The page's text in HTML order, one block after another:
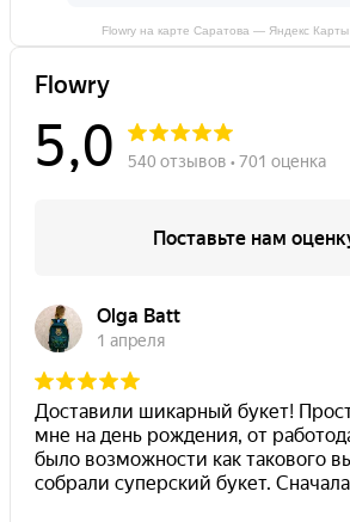
Flowry на карте Саратова — Яндекс Карты